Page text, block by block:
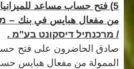
5) فتح حساب مساعد
من مفعال هبايس في بنك –
/ מרכנתיל דיסקונט בע"מ .
صادق
الحاضرون على فتح
الممولة من مفعال هبايس